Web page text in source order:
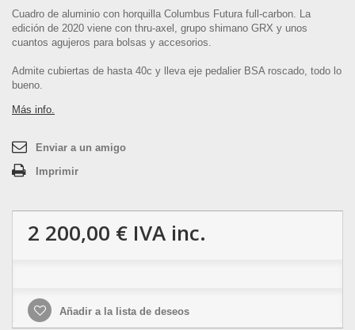
Cuadro de aluminio con horquilla Columbus Futura full-carbon. La
edición de 2020 viene con thru-axel, grupo shimano GRX y unos
cuantos agujeros para bolsas y accesorios.
Admite cubiertas de hasta 40c y lleva eje pedalier BSA roscado, todo lo
bueno.
Más info.
Enviar a un amigo
Imprimir
2 200,00 € IVA inc.
Añadir a la lista de deseos